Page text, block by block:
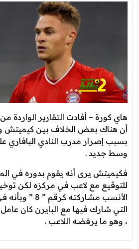
هاي كورة – أفادت التقارير الواردة
أن هناك بعض الخلاف بين كيميتش
بسبب إصرار مدرب النادي البافاري
وسط جديد .
فكيميتش يرى أنه يقوم بدوره في
للتوقيع مع لاعب في مركزه لكن
الأنسب مشاركته
التي شارك فيها مع البايرن كان
، وهو ما يرفضه اللاعب .